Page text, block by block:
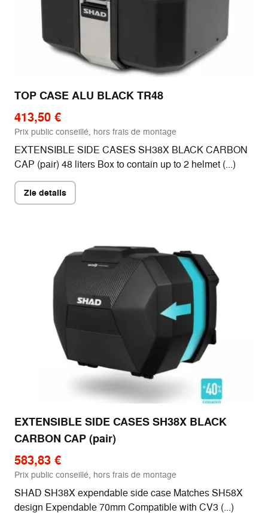
TOP CASE ALU BLACK TR48
413,50 €
Prix public conseillé, hors frais de montage
EXTENSIBLE SIDE CASES SH38X BLACK CARBON
CAP (pair) 48 liters Box to contain up to 2 helmet (...)
Zie details
EXTENSIBLE SIDE CASES SH38X BLACK
CARBON CAP (pair)
583,83 €
Prix public conseillé, hors frais de montage
SHAD SH38X expendable side case Matches SH58X
design Expendable 70mm Compatible with CV3 (...)